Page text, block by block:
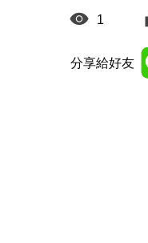
1
分享給好友